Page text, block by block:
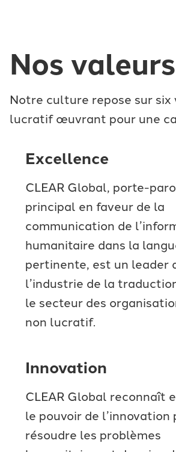
Nos valeurs
Notre culture repose sur six
lucratif œuvrant pour une
Excellence
CLEAR Global, porte-
principal en faveur de la
communication de
humanitaire dans la
pertinente, est un leader
l’industrie de la
le secteur des
non lucratif.
Innovation
CLEAR Global reconnaît
le pouvoir de l’innovation
résoudre les problèmes